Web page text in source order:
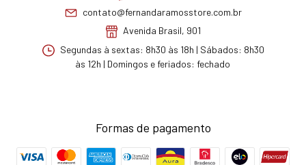
contato@fernandaramosstore.com.br
Avenida Brasil, 901
Segundas à sextas: 8h30 às 18h | Sábados: 8h30
às 12h | Domingos e feriados: fechado
Formas de pagamento